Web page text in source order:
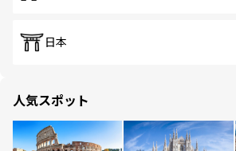
日本
人気スポット